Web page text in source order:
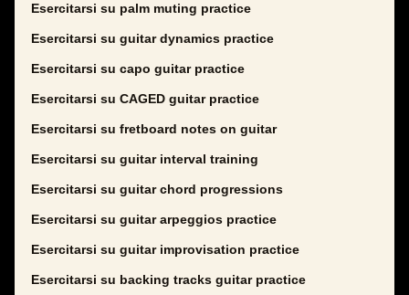
Esercitarsi su palm muting practice
Esercitarsi su guitar dynamics practice
Esercitarsi su capo guitar practice
Esercitarsi su CAGED guitar practice
Esercitarsi su fretboard notes on guitar
Esercitarsi su guitar interval training
Esercitarsi su guitar chord progressions
Esercitarsi su guitar arpeggios practice
Esercitarsi su guitar improvisation practice
Esercitarsi su backing tracks guitar practice